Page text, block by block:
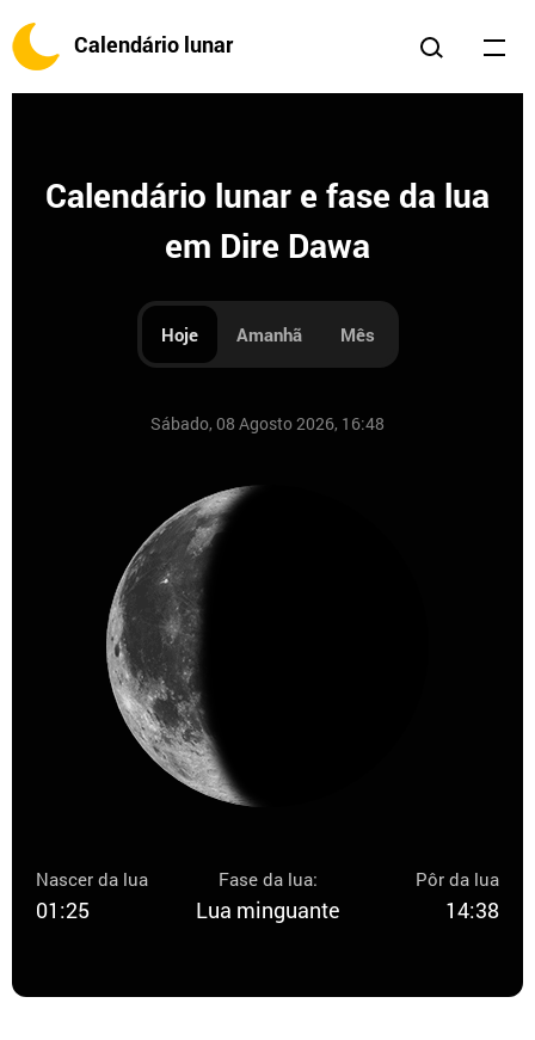
Calendário lunar
Calendário lunar e fase da lua
em Dire Dawa
Hoje Amanhã Mês
Sábado, 08 Agosto 2026, 16:48
Nascer da lua
01:25
Fase da lua:
Lua minguante
Pôr da lua
14:38